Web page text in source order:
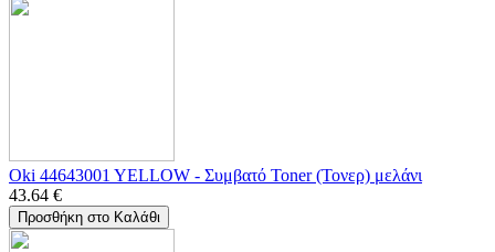
Oki 44643001 YELLOW - Συμβατό Toner (Τονερ) μελάνι
43.64 €
Προσθήκη στο Καλάθι